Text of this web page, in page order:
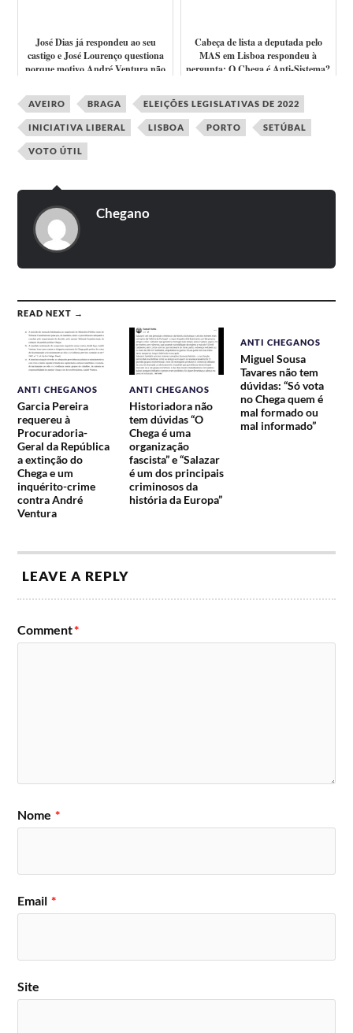
José Dias já respondeu ao seu
castigo e José Lourenço questiona
porque motivo André Ventura não
Cabeça de lista a deputada pelo
MAS em Lisboa respondeu à
pergunta: O Chega é Anti-Sistema?
AVEIRO BRAGA ELEIÇÕES LEGISLATIVAS DE 2022
INICIATIVA LIBERAL LISBOA PORTO SETÚBAL
VOTO ÚTIL
Chegano
READ NEXT →
ANTI CHEGANOS
Garcia Pereira
requereu à
Procuradoria-
Geral da República
a extinção do
Chega e um
inquérito-crime
contra André
Ventura
ANTI CHEGANOS
Historiadora não
tem dúvidas “O
Chega é uma
organização
fascista” e “Salazar
é um dos principais
criminosos da
história da Europa”
ANTI CHEGANOS
Miguel Sousa
Tavares não tem
dúvidas: “Só vota
no Chega quem é
mal formado ou
mal informado”
LEAVE A REPLY
Comment*
Nome *
Email *
Site